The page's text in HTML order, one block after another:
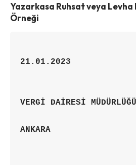
Yazarkasa Ruhsat veya Levha
Örneği
21.01.2023
VERGİ DAİRESİ
ANKARA